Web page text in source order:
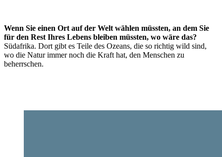
Wenn Sie einen Ort auf der Welt wählen müssten, an dem Sie
für den Rest Ihres Lebens bleiben müssten, wo wäre das?
Südafrika. Dort gibt es Teile des Ozeans, die so richtig wild sind,
wo die Natur immer noch die Kraft hat, den Menschen zu
beherrschen.